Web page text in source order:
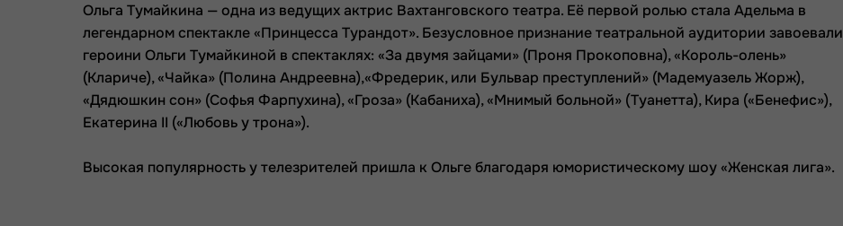
Ольга Тумайкина — одна из ведущих актрис Вахтанговского театра. Её первой ролью стала Адельма в
легендарном спектакле «Принцесса Турандот». Безусловное признание театральной аудитории завоевали
героини Ольги Тумайкиной в спектаклях: «За двумя зайцами» (Проня Прокоповна), «Король-олень»
(Клариче), «Чайка» (Полина Андреевна),«Фредерик, или Бульвар преступлений» (Мадемуазель Жорж),
«Дядюшкин сон» (Софья Фарпухина), «Гроза» (Кабаниха), «Мнимый больной» (Туанетта), Кира («Бенефис»),
Екатерина II («Любовь у трона»).
Высокая популярность у телезрителей пришла к Ольге благодаря юмористическому шоу «Женская лига».